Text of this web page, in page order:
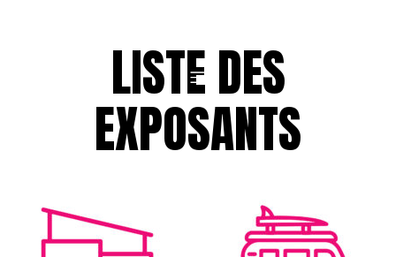
LISTE DES
EXPOSANTS